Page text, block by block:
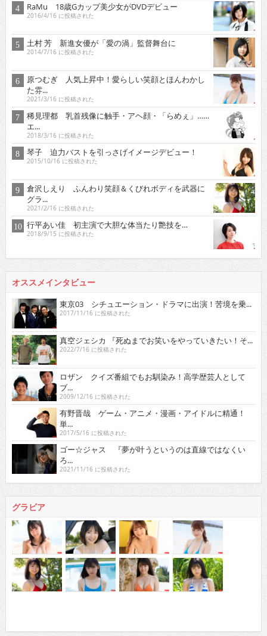
RaMu 18歳Gカップ美少女がDVDデビュー
2016/4/16 に投稿された
土村 芳 新進女優が「愛の渦」監督舞台に
2014/7/16 に投稿された
原つむぎ 人気上昇中！愛らしい笑顔とほんわかし
た雰...
2021/3/16 に投稿された
稀見理都 乳首残像に触手・アヘ顔・「らめぇ」……
エ...
2018/3/16 に投稿された
琴子 迫力バストを引っさげイメージデビュー！
2015/10/16 に投稿された
倉沢しえり ふんわり笑顔＆くびれボディを武器に
グラ...
2021/2/16 に投稿された
行平あい佳 初主演で大胆な体当たり艶技を…
2018/9/15 に投稿された
オススメインタビュー
東京03 シチュエーション・ドラマに出演！苦境を乗...
2017/11/16 に投稿された
真空ジェシカ 『死ぬまでお笑いをやっていきたい！そ...
2022/7/16 に投稿された
ロザン クイズ番組でもお馴染み！高学歴芸人として
ブ...
2009/12/16 に投稿された
有野晋哉 ゲーム・アニメ・漫画・アイドルに精通！
単...
2017/5/16 に投稿された
ゴー☆ジャス 『夢が叶うというのは直線ではなくい
ろ...
2021/11/16 に投稿された
グラビア